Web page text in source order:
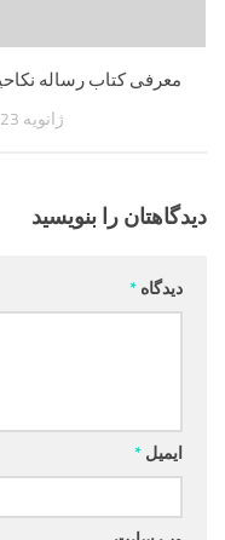
معرفی کتاب رساله
ژانویه 23, 2023
دیدگاهتان را بنویسید
دیدگاه *
ایمیل *